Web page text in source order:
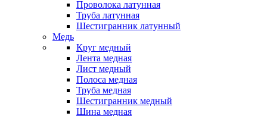
Проволока латунная
Труба латунная
Шестигранник латунный
Медь
Круг медный
Лента медная
Лист медный
Полоса медная
Труба медная
Шестигранник медный
Шина медная